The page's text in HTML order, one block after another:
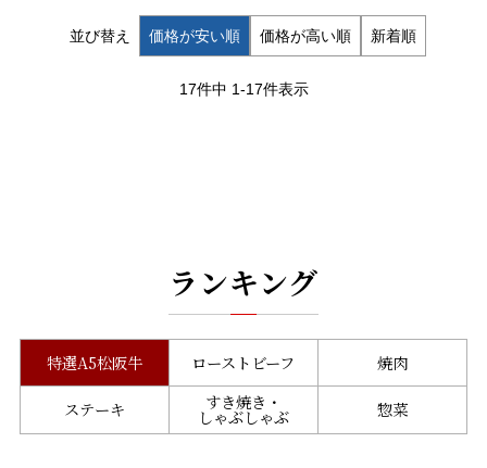
並び替え 価格が安い順 価格が高い順 新着順
17件中 1-17件表示
ランキング
特選A5松阪牛 ローストビーフ 焼肉
ステーキ すき焼き・
しゃぶしゃぶ 惣菜